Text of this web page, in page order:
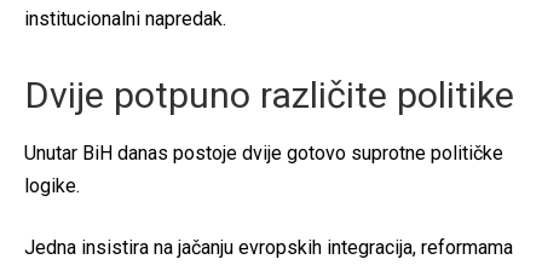
institucionalni napredak.
Dvije potpuno različite politike
Unutar BiH danas postoje dvije gotovo suprotne političke
logike.
Jedna insistira na jačanju evropskih integracija, reformama